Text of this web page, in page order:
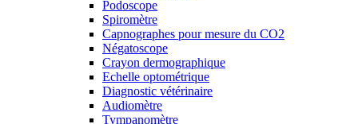
Podoscope
Spiromètre
Capnographes pour mesure du CO2
Négatoscope
Crayon dermographique
Echelle optométrique
Diagnostic vétérinaire
Audiomètre
Tympanomètre